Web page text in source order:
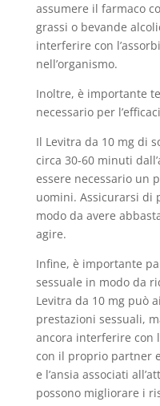
assumere il farmaco
grassi o bevande
interferire con
nell’organismo.
Inoltre, è importante
necessario per
Il Levitra da 10 mg di
circa 30-60 minuti
essere necessario un
uomini. Assicurarsi di
modo da avere
agire.
Infine, è importante
sessuale in modo da
Levitra da 10 mg può
prestazioni sessuali,
ancora interferire con
con il proprio partner
e l’ansia associati
possono migliorare i